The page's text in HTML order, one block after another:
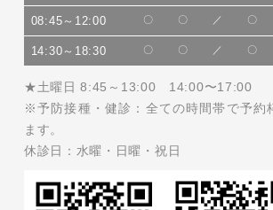
08:45～12:00 〇 〇 ／ 〇
14:30～18:30 〇 〇 ／ 〇
★土曜日 8:45～13:00 14:00〜17:00
※予防接種・健診：全ての時間帯で予約
ます。
休診日：水曜・日曜・祝日